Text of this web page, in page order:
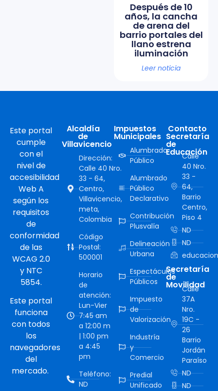
Después de 10
años, la cancha
de arena del
barrio portales del
llano estrena
iluminación
Leer noticia
Este portal
cumple
con el
nivel de
accesibilidad
Web A
según los
requisitos
de
conformidad
de las
WCAG 2.0
y NTC
5854.
Este portal
funciona
con todos
los
navegadores
del
mercado.
Alcaldía
de
Villavicencio
Dirección:
Calle 40 Nro.
33 - 64,
Centro,
Villavicencio,
meta,
Colombia
Código
Postal:
500001
Horario
de
atención:
Lun-Vier
7:45 am
a 12:00 m
| 1:00 pm
a 4:45
pm
Teléfono:
ND
Impuestos
Municipales
Alumbrado
Público
Alumbrado
Público
Declarativo
Contribución
Plusvalía
Delineación
Urbana
Espectáculos
Públicos
Impuesto
de
Valorización
Industría
y
Comercio
Predial
Unificado
Contacto
Secretaría
de
Educación
Calle
40 Nro.
33 -
64,
Barrio
Centro,
Piso 4
ND
ND
Secretaría
de
Movilidad
Calle
37A
Nro.
19C -
26
Barrio
Jordán
Paraíso
ND
ND